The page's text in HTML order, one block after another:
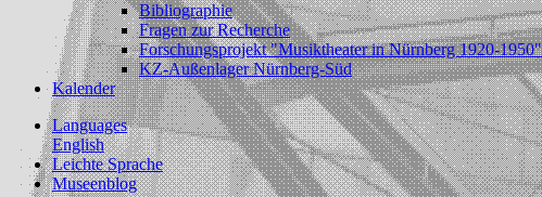
Bibliographie
Fragen zur Recherche
Forschungsprojekt "Musiktheater in Nürnberg 1920-1950"
KZ-Außenlager Nürnberg-Süd
Kalender
Languages
English
Leichte Sprache
Museenblog